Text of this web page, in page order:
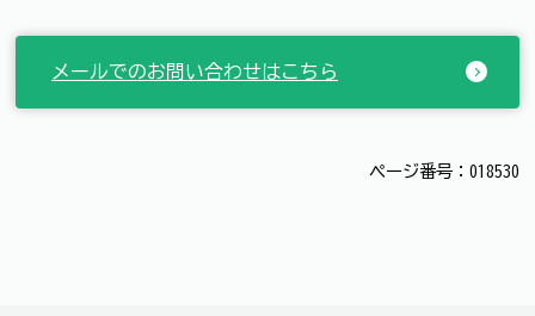
メールでのお問い合わせはこちら
ページ番号：018530